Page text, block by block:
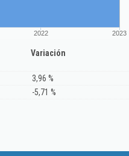
2022 2023
Variación
3,96 %
-5,71 %